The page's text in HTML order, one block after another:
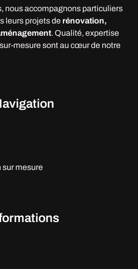
nous accompagnons particuliers
leurs projets de rénovation,
. Qualité, expertise
mesure sont au cœur de notre
sur mesure